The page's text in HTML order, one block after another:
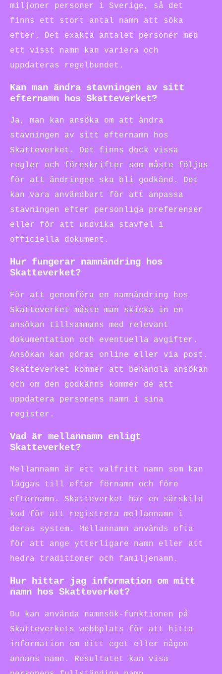
miljoner personer i Sverige, så det
finns ett stort antal namn att söka
efter. Det exakta antalet personer med
ett visst namn kan variera och
uppdateras regelbundet.
Kan man ändra stavningen av sitt
efternamn hos Skatteverket?
Ja, man kan ansöka om att ändra
stavningen av sitt efternamn hos
Skatteverket. Det finns dock vissa
regler och föreskrifter som måste följas
för att ändringen ska bli godkänd. Det
kan vara användbart för att anpassa
stavningen efter personliga preferenser
eller för att undvika stavfel i
officiella dokument.
Hur fungerar namnändring hos
Skatteverket?
För att genomföra en namnändring hos
Skatteverket måste man skicka in en
ansökan tillsammans med relevant
dokumentation och eventuella avgifter.
Ansökan kan göras online eller via post.
Skatteverket kommer att behandla ansökan
och om den godkänns kommer de att
uppdatera personens namn i sina
register.
Vad är mellannamn enligt
Skatteverket?
Mellannamn är ett valfritt namn som kan
läggas till efter förnamn och före
efternamn. Skatteverket har en särskild
kod för att registrera mellannamn i
deras system. Mellannamn används ofta
för att ange ytterligare namn eller att
hedra traditioner och familjenamn.
Hur hittar jag information om mitt
namn hos Skatteverket?
Du kan använda namnsök-funktionen på
Skatteverkets webbplats för att hitta
information om ditt eget eller någon
annans namn. Resultatet kan visa